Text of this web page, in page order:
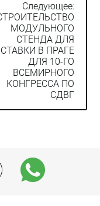
Следующее:
МОДУЛЬНОГО
СТЕНДА ДЛЯ
В ПРАГЕ
ДЛЯ 10-ГО
ВСЕМИРНОГО
КОНГРЕССА ПО
СДВГ